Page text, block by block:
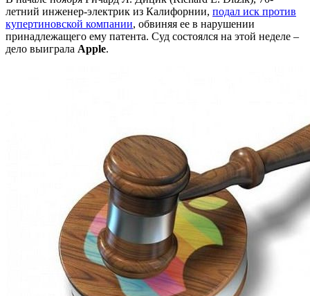
летний инженер-электрик из Калифорнии, подал иск против
купертиновской компании, обвиняя ее в нарушении
принадлежащего ему патента. Суд состоялся на этой неделе –
дело выиграла Apple.